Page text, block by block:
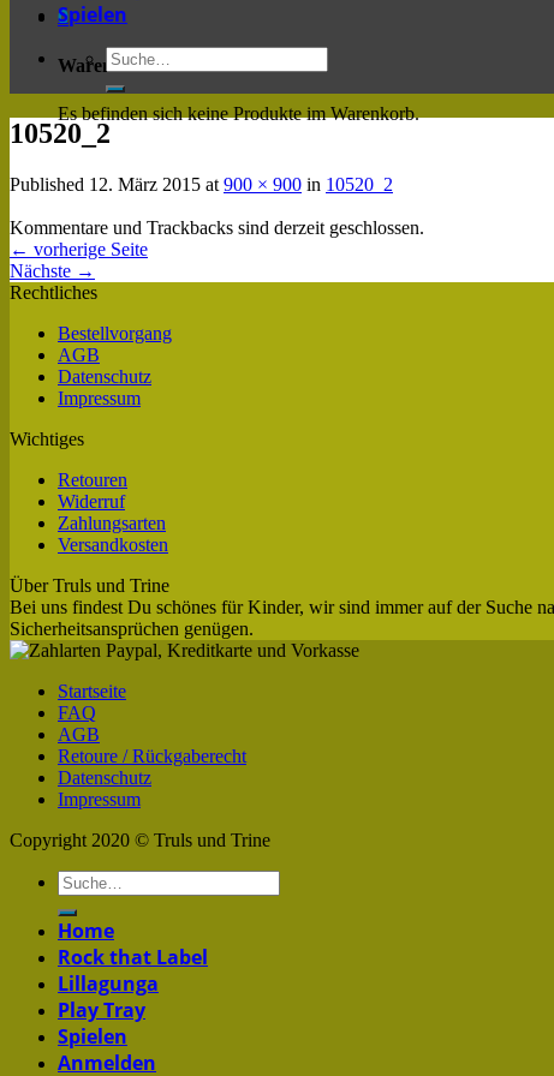
0
Warenkorb
Es befinden sich keine Produkte im Warenkorb.
Spielen
10520_2
Published 12. März 2015 at 900 × 900 in 10520_2
Kommentare und Trackbacks sind derzeit geschlossen.
← vorherige Seite
Nächste →
Rechtliches
Bestellvorgang
AGB
Datenschutz
Impressum
Wichtiges
Retouren
Widerruf
Zahlungsarten
Versandkosten
Über Truls und Trine
Bei uns findest Du schönes für Kinder, wir sind immer auf der Suche
Sicherheitsansprüchen genügen.
Startseite
FAQ
AGB
Retoure / Rückgaberecht
Datenschutz
Impressum
Copyright 2020 © Truls und Trine
Home
Rock that Label
Lillagunga
Play Tray
Spielen
Anmelden